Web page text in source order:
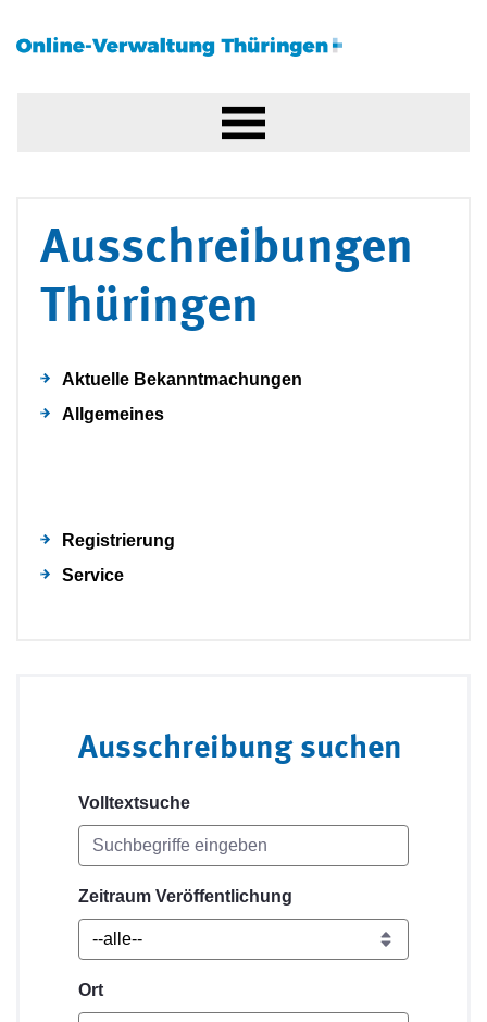
Ausschreibungen
Thüringen
Aktuelle Bekanntmachungen
Allgemeines
Registrierung
Service
Ausschreibung suchen
Volltextsuche
Zeitraum Veröffentlichung
Ort